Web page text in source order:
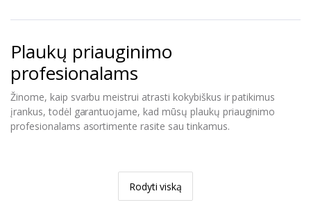
Plaukų priauginimo
profesionalams
Žinome, kaip svarbu meistrui atrasti kokybiškus ir patikimus
įrankus, todėl garantuojame, kad mūsų plaukų priauginimo
profesionalams asortimente rasite sau tinkamus.
Rodyti viską